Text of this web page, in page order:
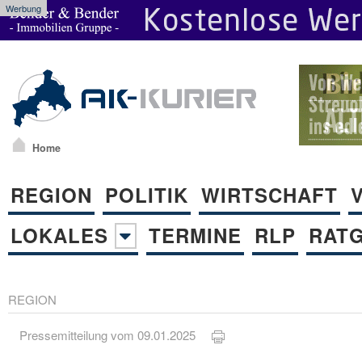
Werbung
Home
REGION POLITIK WIRTSCHAFT
LOKALES
TERMINE RLP
REGION
Pressemitteilung vom 09.01.2025